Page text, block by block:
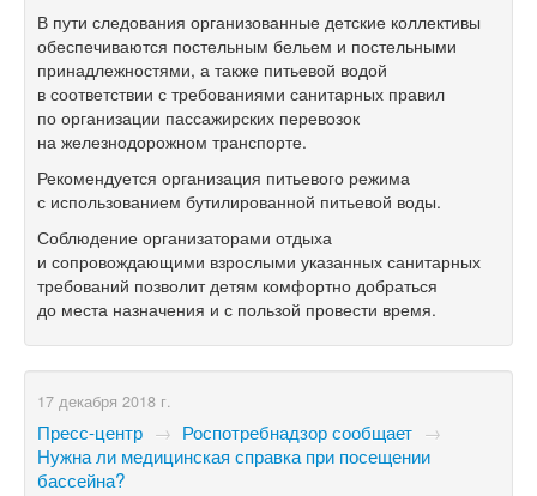
В пути следования организованные детские коллективы
обеспечиваются постельным бельем и постельными
принадлежностями, а также питьевой водой
в соответствии с требованиями санитарных правил
по организации пассажирских перевозок
на железнодорожном транспорте.
Рекомендуется организация питьевого режима
с использованием бутилированной питьевой воды.
Соблюдение организаторами отдыха
и сопровождающими взрослыми указанных санитарных
требований позволит детям комфортно добраться
до места назначения и с пользой провести время.
17 декабря 2018 г.
Пресс-центр → Роспотребнадзор сообщает →
Нужна ли медицинская справка при посещении
бассейна?